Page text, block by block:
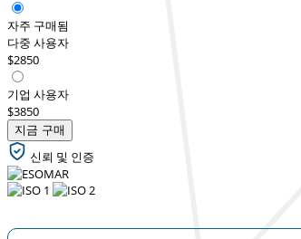
자주 구매됨
다중 사용자
$2850
기업 사용자
$3850
지금 구매
신뢰 및 인증